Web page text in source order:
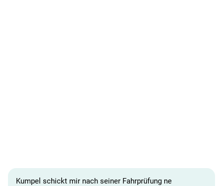
Kumpel schickt mir nach seiner Fahrprüfung ne